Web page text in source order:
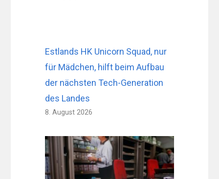
Estlands HK Unicorn Squad, nur
für Mädchen, hilft beim Aufbau
der nächsten Tech-Generation
des Landes
8. August 2026